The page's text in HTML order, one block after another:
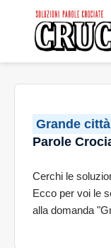
Grande
Parole
Cerchi le
Ecco per voi le
alla domanda